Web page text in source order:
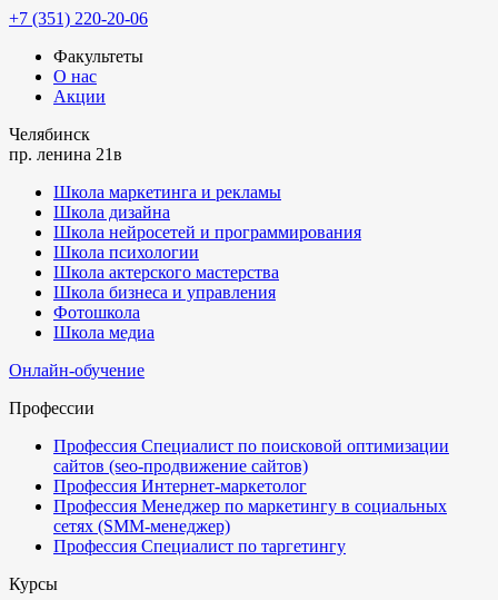
+7 (351) 220-20-06
Факультеты
О нас
Акции
Челябинск
пр. ленина 21в
Школа маркетинга и рекламы
Школа дизайна
Школа нейросетей и программирования
Школа психологии
Школа актерского мастерства
Школа бизнеса и управления
Фотошкола
Школа медиа
Онлайн-обучение
Профессии
Профессия Специалист по поисковой оптимизации
сайтов (seo-продвижение сайтов)
Профессия Интернет-маркетолог
Профессия Менеджер по маркетингу в социальных
сетях (SMM-менеджер)
Профессия Специалист по таргетингу
Курсы